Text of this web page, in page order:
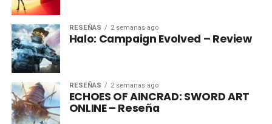
RESEÑAS 2 semanas ago
Halo: Campaign Evolved – Review
RESEÑAS 2 semanas ago
ECHOES OF AINCRAD: SWORD ART
ONLINE – Reseña